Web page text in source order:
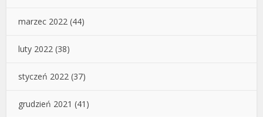
marzec 2022 (44)
luty 2022 (38)
styczeń 2022 (37)
grudzień 2021 (41)